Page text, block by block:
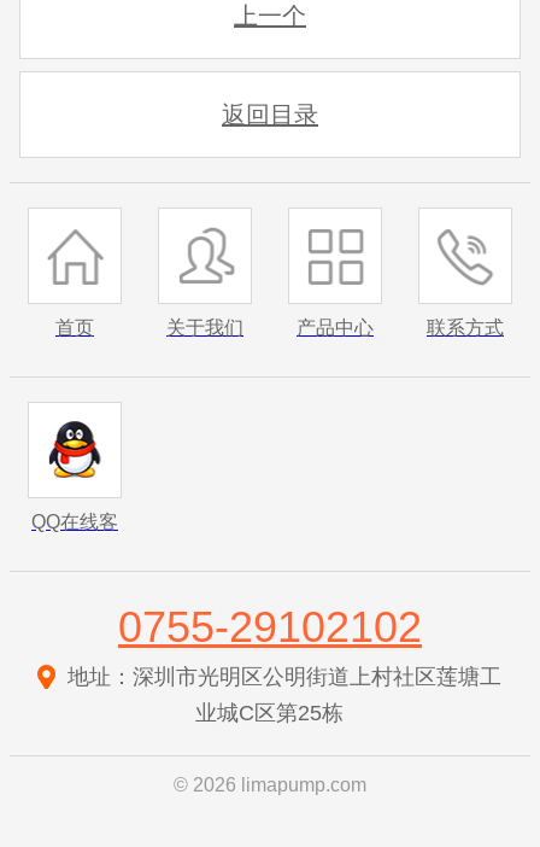
上一个
返回目录
首页 关于我们 产品中心 联系方式
QQ在线客
服
0755-29102102
地址：深圳市光明区公明街道上村社区莲塘工
业城C区第25栋
© 2026 limapump.com